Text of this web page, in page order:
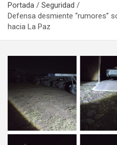
e
r
t
m
e
n
t
Portada
Seguridad
Defensa desmiente “rumores”
hacia La Paz